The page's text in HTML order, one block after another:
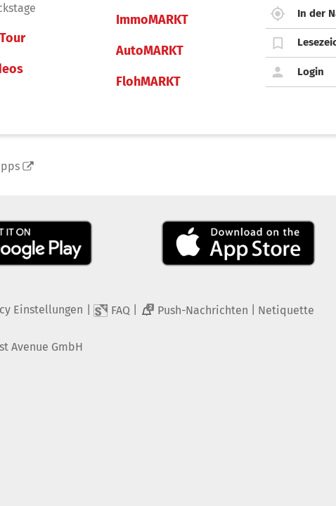
ImmoMARKT
AutoMARKT
FlohMARKT
In der
Login
Einstellungen FAQ 2 Push-Nachrichten Netiquette
Avenue GmbH